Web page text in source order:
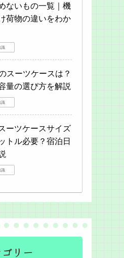
ないもの一覧｜機
荷物の違いをわか
識
スーツケースは？
量の選び方を解説
識
ーツケースサイズ
トル必要？宿泊日
識
リー